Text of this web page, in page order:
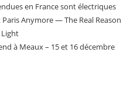
en France sont électriques
Anymore — The Real Reason
Light
à Meaux – 15 et 16 décembre